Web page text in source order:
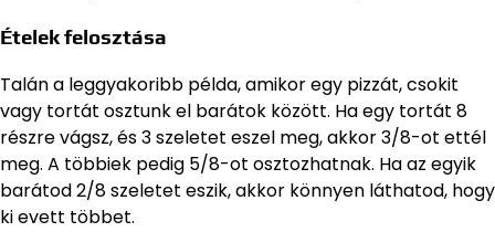
Ételek felosztása
Talán a leggyakoribb példa, amikor egy pizzát, csokit
vagy tortát osztunk el barátok között. Ha egy tortát 8
részre vágsz, és 3 szeletet eszel meg, akkor 3/8-ot ettél
meg. A többiek pedig 5/8-ot osztozhatnak. Ha az egyik
barátod 2/8 szeletet eszik, akkor könnyen láthatod, hogy
ki evett többet.